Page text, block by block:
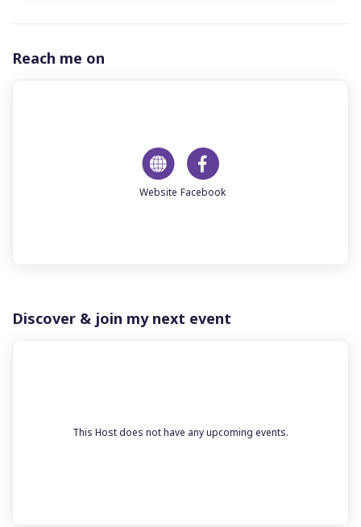
Reach me on
Discover & join my next event
This Host does not have any upcoming events.